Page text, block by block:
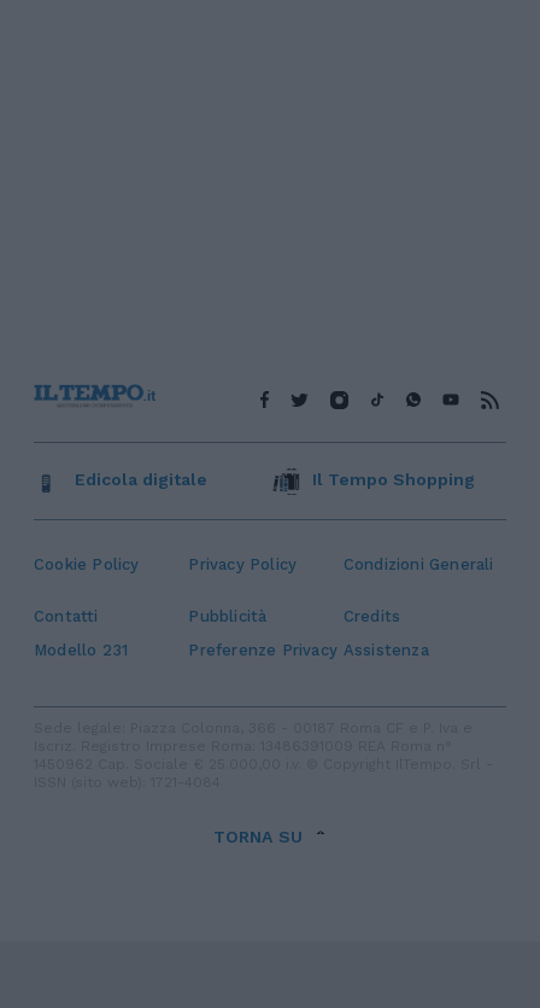
Cookie Policy Privacy Policy Condizioni Generali
Contatti Pubblicità
Credits
Modello 231
Preferenze Privacy Assistenza
Edicola digitale Il Tempo Shopping
TORNA SU